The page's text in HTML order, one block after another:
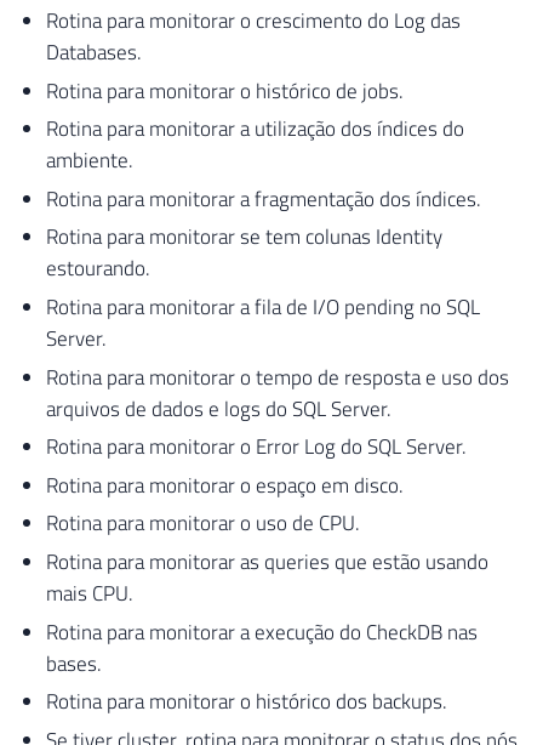
Rotina para monitorar o crescimento do Log das
Databases.
Rotina para monitorar o histórico de jobs.
Rotina para monitorar a utilização dos índices do
ambiente.
Rotina para monitorar a fragmentação dos índices.
Rotina para monitorar se tem colunas Identity
estourando.
Rotina para monitorar a fila de I/O pending no SQL
Server.
Rotina para monitorar o tempo de resposta e uso dos
arquivos de dados e logs do SQL Server.
Rotina para monitorar o Error Log do SQL Server.
Rotina para monitorar o espaço em disco.
Rotina para monitorar o uso de CPU.
Rotina para monitorar as queries que estão usando
mais CPU.
Rotina para monitorar a execução do CheckDB nas
bases.
Rotina para monitorar o histórico dos backups.